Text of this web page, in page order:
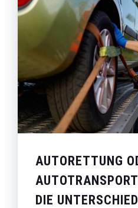
AUTORETTUNG
DIE